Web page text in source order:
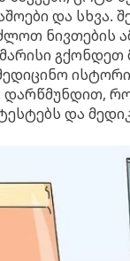
და სხვა.
ნივთების
და